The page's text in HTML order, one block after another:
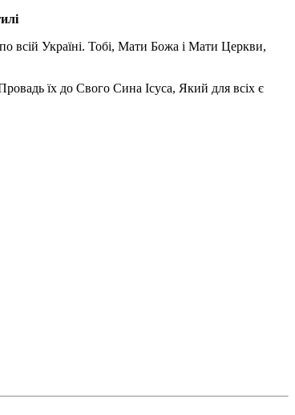
всій Україні. Тобі, Мати Божа і Мати Церкви,
їх до Свого Сина Ісуса, Який для всіх є